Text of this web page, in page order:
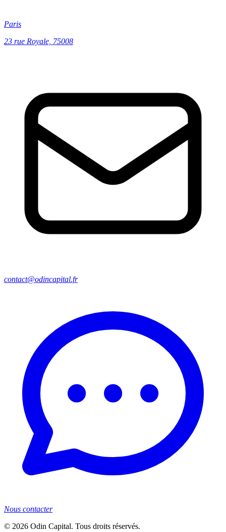
Paris
23 rue Royale, 75008
contact@odincapital.fr
Nous contacter
© 2026 Odin Capital. Tous droits réservés.